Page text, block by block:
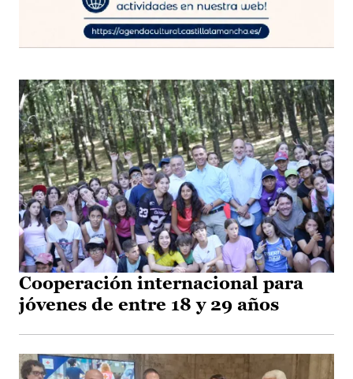
Cooperación internacional para
jóvenes de entre 18 y 29 años